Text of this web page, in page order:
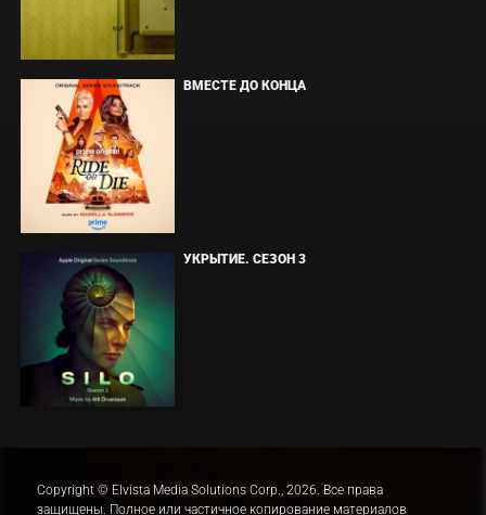
ВМЕСТЕ ДО КОНЦА
УКРЫТИЕ. СЕЗОН 3
Copyright © Elvista Media Solutions Corp., 2026. Все права
защищены. Полное или частичное копирование материалов